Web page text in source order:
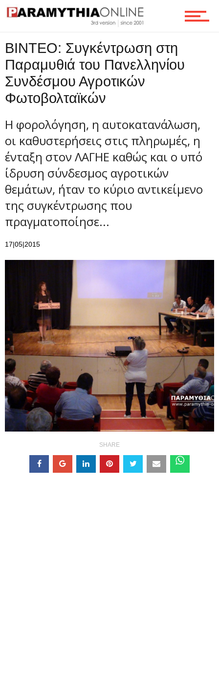
ΒΙΝΤΕΟ: Συγκέντρωση στη
Παραμυθιά του Πανελληνίου
Συνδέσμου Αγροτικών
Φωτοβολταϊκών
Η φορολόγηση, η αυτοκατανάλωση,
οι καθυστερήσεις στις πληρωμές, η
ένταξη στον ΛΑΓΗΕ καθώς και ο υπό
ίδρυση σύνδεσμος αγροτικών
θεμάτων, ήταν το κύριο αντικείμενο
της συγκέντρωσης που
πραγματοποίησε...
17|05|2015
SHARE